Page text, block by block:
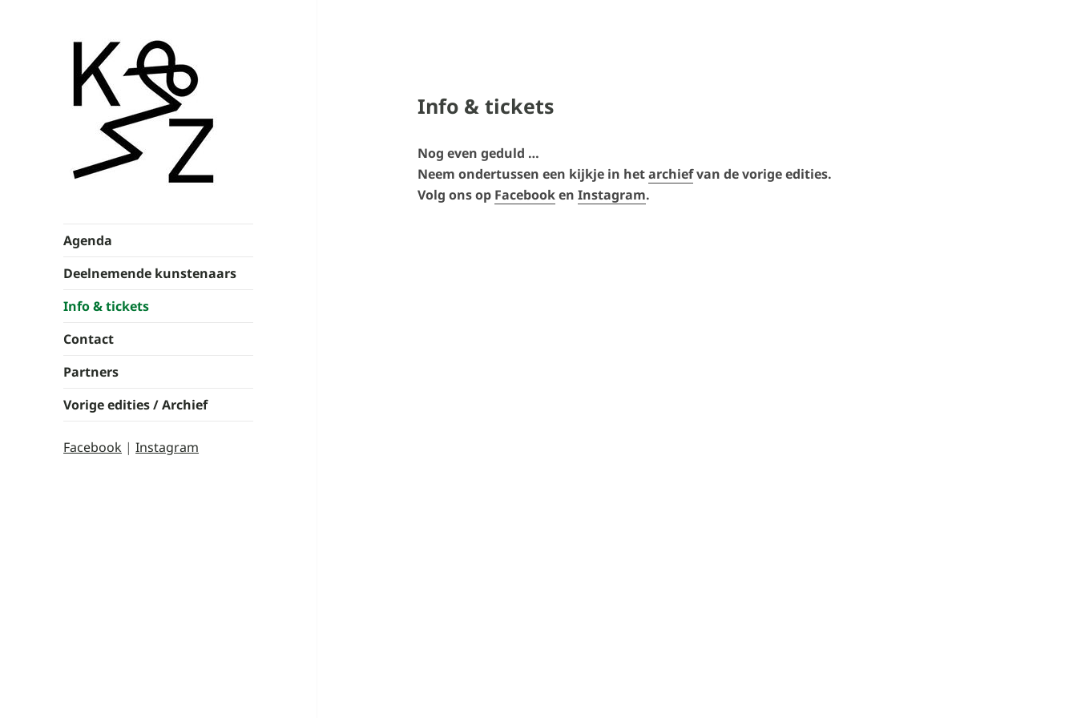
Agenda
Deelnemende kunstenaars
Info & tickets
Contact
Partners
Vorige edities / Archief
Facebook |Instagram
Info & tickets
Nog even geduld …
Neem ondertussen een kijkje in hetarchiefvan de vorige edities.
Volg ons op Facebooken Instagram.